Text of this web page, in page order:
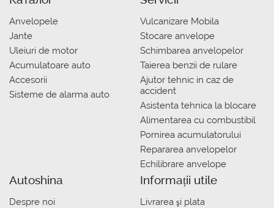
Anvelopele
Jante
Uleiuri de motor
Acumulatoare auto
Accesorii
Sisteme de alarma auto
Vulcanizare Mobila
Stocare anvelope
Schimbarea anvelopelor
Taierea benzii de rulare
Ajutor tehnic in caz de
accident
Asistenta tehnica la blocare
Alimentarea cu combustibil
Pornirea acumulatorului
Repararea anvelopelor
Echilibrare anvelope
Autoshina
Despre noi
Informații utile
Livrarea şi plata